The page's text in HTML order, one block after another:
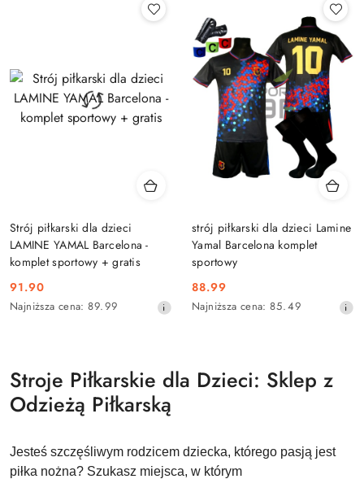
obniżką
30
dni
przed
obniżką
Strój piłkarski dla dzieci
LAMINE YAMAL Barcelona -
komplet sportowy + gratis
Cena
promocyjna:
91.90
Najniższa
przed
obniżką
Najniższa cena: 89.99
strój piłkarski dla dzieci Lamine
Yamal Barcelona komplet
sportowy
Cena
promocyjna:
88.99
Najniższa
przed
Najniższa cena: 85.49
Stroje Piłkarskie dla Dzieci: Sklep z
Odzieżą Piłkarską
Jesteś szczęśliwym rodzicem dziecka, którego pasją jest
piłka nożna? Szukasz miejsca, w którym